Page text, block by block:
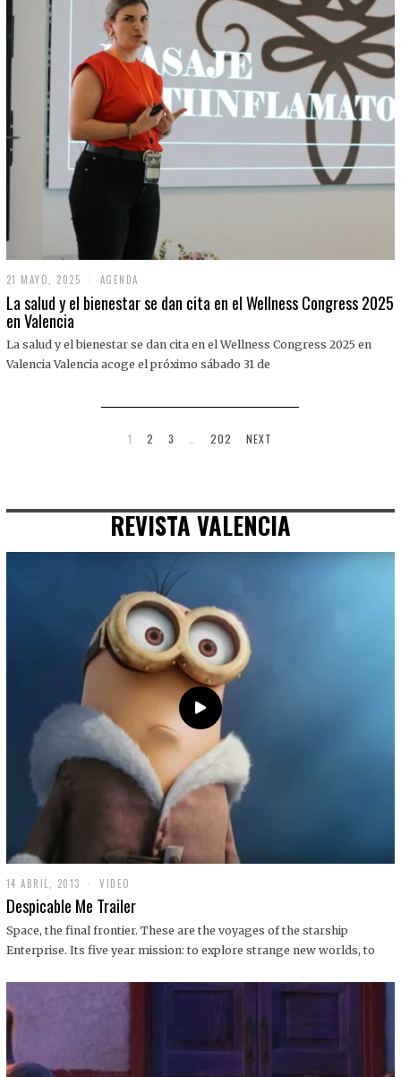
21 MAYO, 2025
1
M
O
,
AGENDA
La salud y el bienestar se dan cita en el Wellness Congress 2025
en Valencia
La salud y el bienestar se dan cita en el Wellness Congress 2025 en
Valencia Valencia acoge el próximo sábado 31 de
1 2 3 202 NEXT
REVISTA VALENCIA
14 ABRIL, 2013
9
D
C
I
1
VIDEO
Despicable Me Trailer
Space, the final frontier. These are the voyages of the starship
Enterprise. Its five year mission: to explore strange new worlds, to